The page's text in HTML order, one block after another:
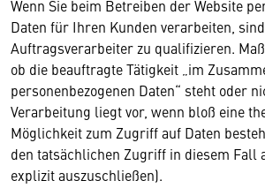
Wenn Sie beim Betreiben der Website
Daten für Ihren Kunden verarbeiten,
Auftragsverarbeiter zu qualifizieren.
ob die beauftragte Tätigkeit „im
personenbezogenen Daten“ steht oder
Verarbeitung liegt vor, wenn bloß eine
Möglichkeit zum Zugriff auf Daten
den tatsächlichen Zugriff in diesem Fall
explizit auszuschließen).